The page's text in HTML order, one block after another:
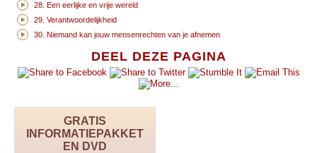
DEEL DEZE PAGINA
GRATIS
INFORMATIEPAKKET
EN DVD
28. Een eerlijke en vrije wereld
29. Verantwoordelijkheid
30. Niemand kan jouw mensenrechten van je afnemen